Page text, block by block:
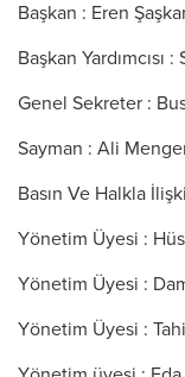
Başkan : Eren
Başkan Yardımcısı
Genel Sekreter :
Sayman : Ali
Basın Ve Halkla
Yönetim Üyesi :
Yönetim Üyesi :
Yönetim Üyesi :